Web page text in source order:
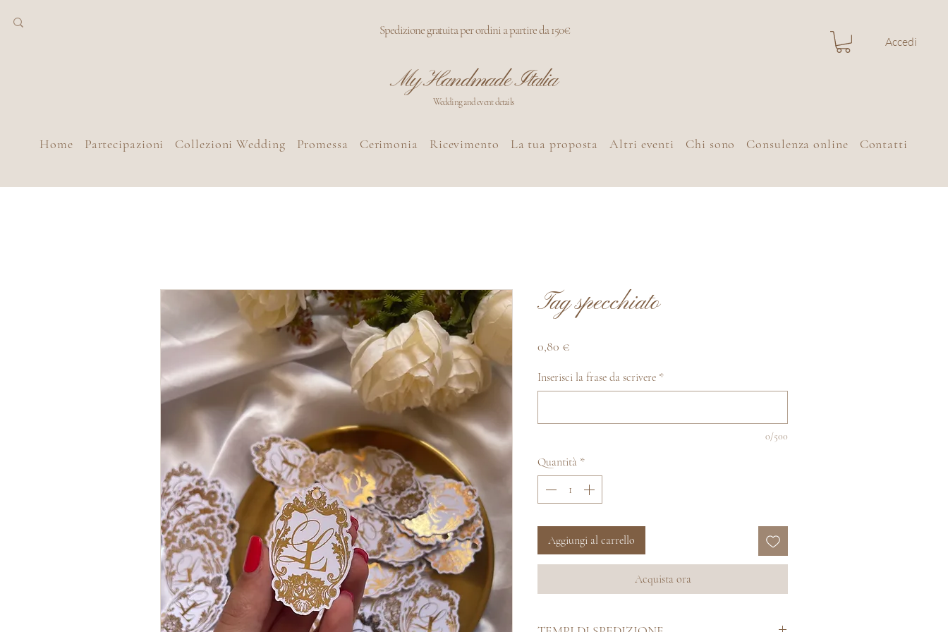
Spedizione gratuita per ordini a partire da 150€
My Handmade Italia
Wedding and event details
Accedi
Home Partecipazioni Collezioni Wedding Promessa Cerimonia Ricevimento La tua proposta Altri eventi Chi sono Consulenza online Contatti
Tag specchiato
0,80 €
Inserisci la frase da scrivere *
0/500
Quantità *
Aggiungi al carrello
Acquista ora